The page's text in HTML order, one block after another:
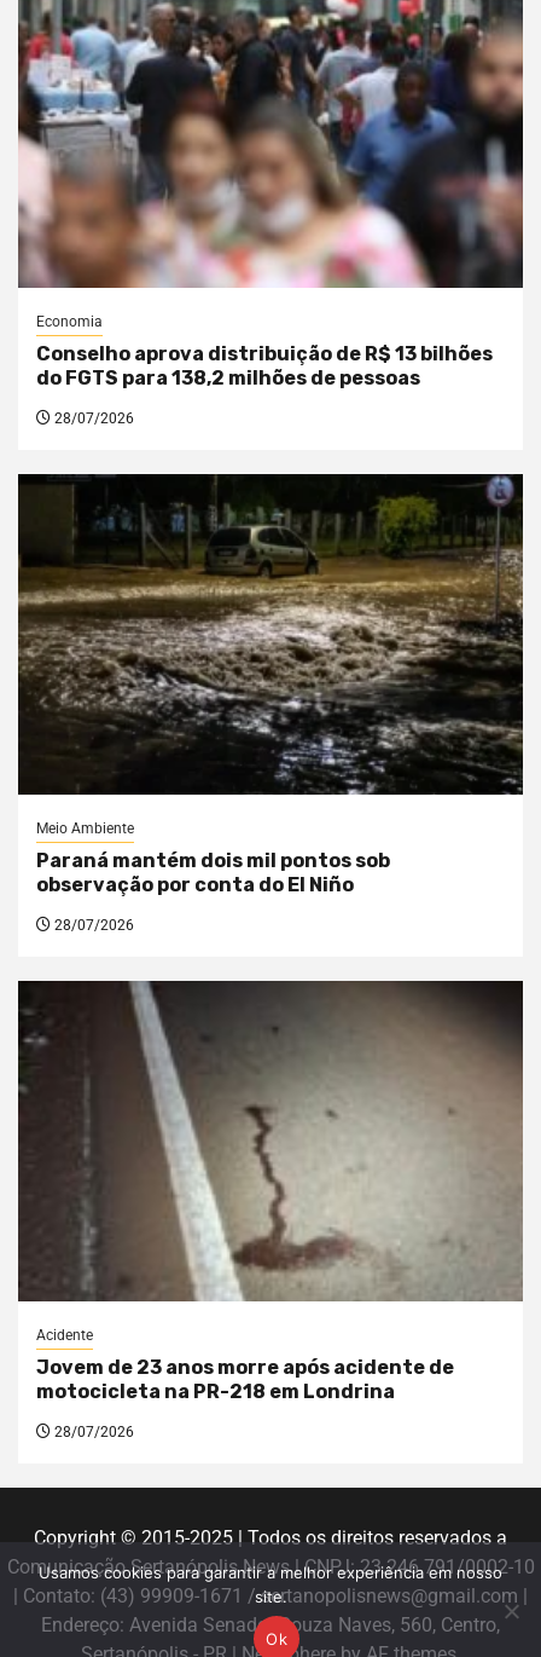
Economia
Conselho aprova distribuição de R$ 13 bilhões
do FGTS para 138,2 milhões de pessoas
28/07/2026
Meio Ambiente
Paraná mantém dois mil pontos sob
observação por conta do El Niño
28/07/2026
Acidente
Jovem de 23 anos morre após acidente de
motocicleta na PR-218 em Londrina
28/07/2026
Copyright © 2015-2025 | Todos os direitos reservados a
Comunicação Sertanópolis News | CNPJ: 23.246.791/0002-10
| Contato: (43) 99909-1671 / sertanopolisnews@gmail.com |
Endereço: Avenida Senador Souza Naves, 560, Centro,
Usamos cookies para garantir a melhor experiência em nosso
site.
Ok